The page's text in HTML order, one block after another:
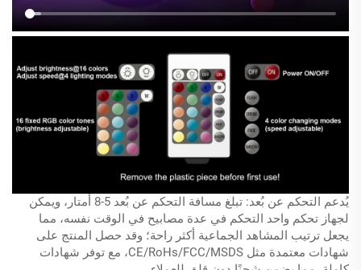
يُدعم التحكم عن بُعد: تبلغ مسافة التحكم عن بُعد 5-8 أمتار، ويمكن
لجهاز تحكم واحد التحكم في عدة مصابيح في الوقت نفسه، مما
يجعل ترتيب المشاهد الجماعية أكثر راحة؛ وقد حصل المنتج على
شهادات معتمدة مثل CE/RoHs/FCC/MSDS، مع توفر شهادات